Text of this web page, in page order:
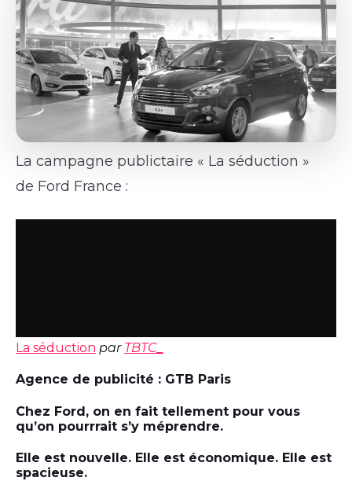
La campagne publictaire « La séduction »
de Ford France :
La séduction par TBTC_
Agence de publicité : GTB Paris
Chez Ford, on en fait tellement pour vous
qu’on pourrrait s’y méprendre.
Elle est nouvelle. Elle est économique. Elle est
spacieuse.